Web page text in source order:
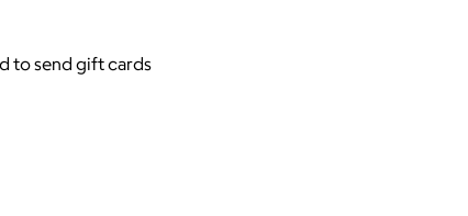
to send gift cards